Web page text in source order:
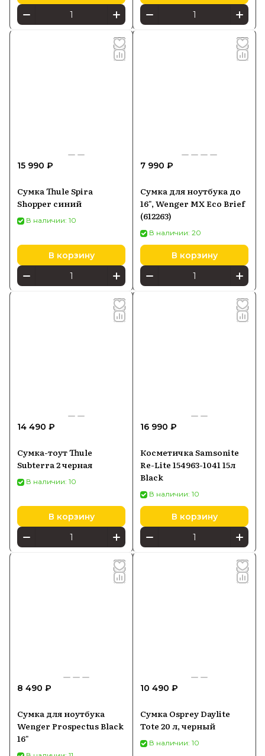
15 990 ₽
Сумка Thule Spira
Shopper синий
В наличии: 10
В корзину
7 990 ₽
Сумка для ноутбука до
16", Wenger MX Eco Brief
(612263)
В наличии: 20
В корзину
14 490 ₽
Сумка-тоут Thule
Subterra 2 черная
В наличии: 10
В корзину
16 990 ₽
Косметичка Samsonite
Re-Lite 154963-1041 15л
Black
В наличии: 10
В корзину
8 490 ₽
Сумка для ноутбука
Wenger Prospectus Black
16"
10 490 ₽
Сумка Osprey Daylite
Tote 20 л, черный
В наличии: 10